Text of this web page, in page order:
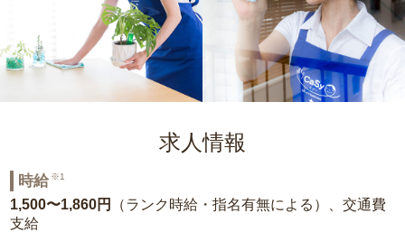
求人情報
時給 ※1
1,500〜1,860円
（ランク時給・指名有無による）、交通費
支給